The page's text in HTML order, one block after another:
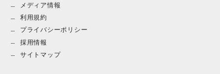
メディア情報
利用規約
プライバシーポリシー
採用情報
サイトマップ